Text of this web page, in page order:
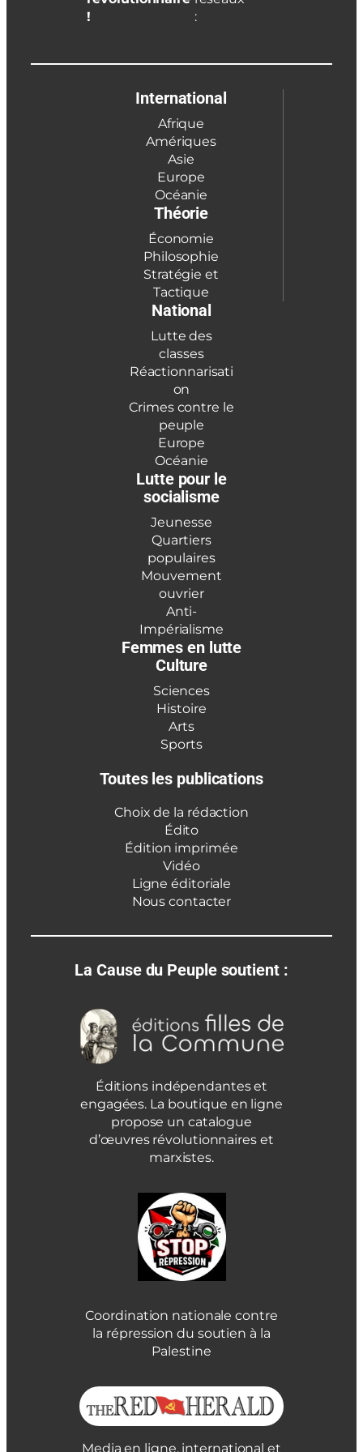
!
:
International
Afrique
Amériques
Asie
Europe
Océanie
Théorie
Économie
Philosophie
Stratégie et
Tactique
National
Lutte des
classes
Réactionnarisati
on
Crimes contre le
peuple
Europe
Océanie
Lutte pour le
socialisme
Jeunesse
Quartiers
populaires
Mouvement
ouvrier
Anti-
Impérialisme
Femmes en lutte
Culture
Sciences
Histoire
Arts
Sports
Toutes les publications
Choix de la rédaction
Édito
Édition imprimée
Vidéo
Ligne éditoriale
Nous contacter
La Cause du Peuple soutient :
Éditions indépendantes et
engagées. La boutique en ligne
propose un catalogue
d’œuvres révolutionnaires et
marxistes.
Coordination nationale contre
la répression du soutien à la
Palestine
Media en ligne, international et